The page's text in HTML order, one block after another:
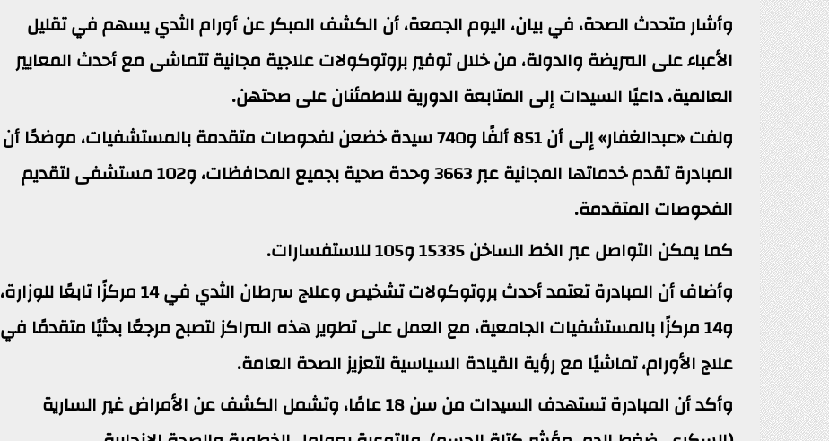
وأشار متحدث الصحة، في بيان، اليوم الجمعة، أن الكشف المبكر عن أورام الثدي يسهم في تقليل
الأعباء على المريضة والدولة، من خلال توفير بروتوكولات علاجية مجانية تتماشى مع أحدث المعايير
العالمية، داعيًا السيدات إلى المتابعة الدورية للاطمئنان على صحتهن.
ولفت «عبدالغفار» إلى أن 851 ألفًا و740 سيدة خضعن لفحوصات متقدمة بالمستشفيات، موضحًا أن
المبادرة تقدم خدماتها المجانية عبر 3663 وحدة صحية بجميع المحافظات، و102 مستشفى لتقديم
الفحوصات المتقدمة.
كما يمكن التواصل عبر الخط الساخن 15335 و105 للاستفسارات.
وأضاف أن المبادرة تعتمد أحدث بروتوكولات تشخيص وعلاج سرطان الثدي في 14 مركزًا تابعًا للوزارة،
و14 مركزًا بالمستشفيات الجامعية، مع العمل على تطوير هذه المراكز لتصبح مرجعًا بحثيًا متقدمًا في
علاج الأورام، تماشيًا مع رؤية القيادة السياسية لتعزيز الصحة العامة.
وأكد أن المبادرة تستهدف السيدات من سن 18 عامًا، وتشمل الكشف عن الأمراض غير السارية